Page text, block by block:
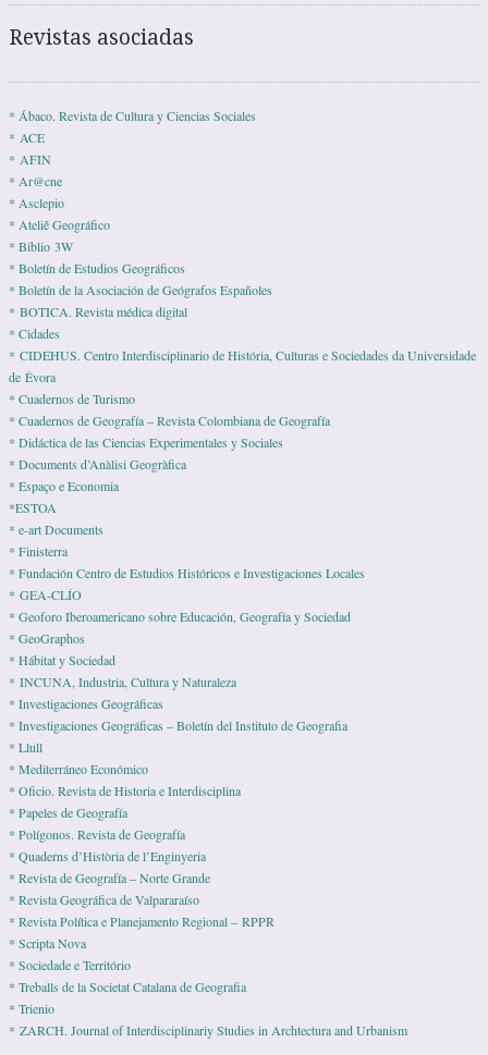
Revistas asociadas
* Ábaco. Revista de Cultura y Ciencias Sociales
* ACE
* AFIN
* Ar@cne
* Asclepio
* Ateliê Geográfico
* Biblio 3W
* Boletín de Estudios Geográficos
* Boletín de la Asociación de Geógrafos Españoles
* BOTICA. Revista médica digital
* Cidades
* CIDEHUS. Centro Interdisciplinario de História, Culturas e Sociedades da Universidade
de Évora
* Cuadernos de Turismo
* Cuadernos de Geografía – Revista Colombiana de Geografía
* Didáctica de las Ciencias Experimentales y Sociales
* Documents d’Anàlisi Geogràfica
* Espaço e Economia
*ESTOA
* e-art Documents
* Finisterra
* Fundación Centro de Estudios Históricos e Investigaciones Locales
* GEA-CLÍO
* Geoforo Iberoamericano sobre Educación, Geografía y Sociedad
* GeoGraphos
* Hábitat y Sociedad
* INCUNA, Industria, Cultura y Naturaleza
* Investigaciones Geográficas
* Investigaciones Geográficas – Boletín del Instituto de Geografia
* Llull
* Mediterráneo Económico
* Ofi­cio. Revista de His­to­ria e Interdisciplina
* Pape­les de Geografía
* Polígonos. Revista de Geografía
* Quaderns d’Història de l’Enginyeria
* Revista de Geografía – Norte Grande
* Revista Geográfica de Valpararaíso
* Revista Polí­tica e Pla­ne­ja­mento Regio­nal – RPPR
* Scripta Nova
* Sociedade e Território
* Treballs de la Societat Catalana de Geografia
* Trienio
* ZARCH. Journal of Interdisciplinariy Studies in Archtectura and Urbanism